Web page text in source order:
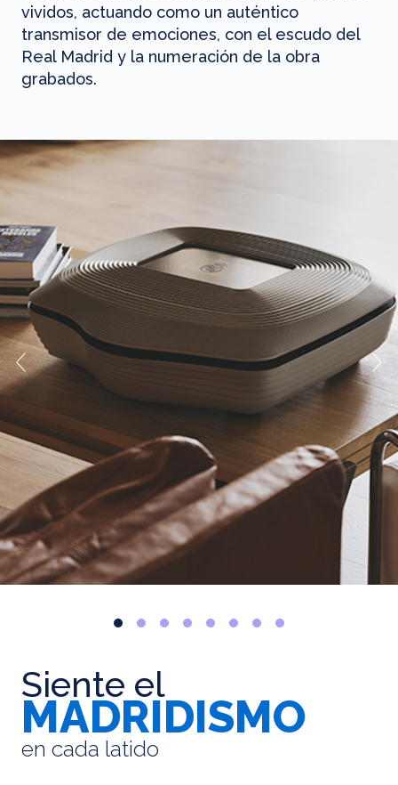
vividos, actuando como un auténtico
transmisor de emociones, con el escudo del
Real Madrid y la numeración de la obra
grabados.
Siente el
MADRIDISMO
en cada latido